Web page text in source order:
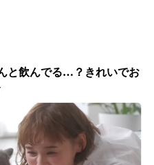
と飲んでる…？きれいでお